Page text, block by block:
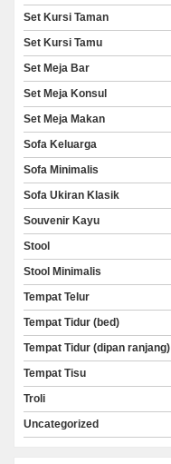
Set Kursi Taman
Set Kursi Tamu
Set Meja Bar
Set Meja Konsul
Set Meja Makan
Sofa Keluarga
Sofa Minimalis
Sofa Ukiran Klasik
Souvenir Kayu
Stool
Stool Minimalis
Tempat Telur
Tempat Tidur (bed)
Tempat Tidur (dipan ranjang)
Tempat Tisu
Troli
Uncategorized